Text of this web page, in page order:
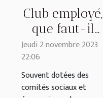
Club employé,
que faut-il
savoir ?
Jeudi 2 novembre 2023
22:06
Souvent dotées des
comités sociaux et